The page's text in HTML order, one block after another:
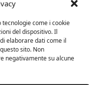
come i cookie
del dispositivo. Il
elaborare dati come il
sito. Non
negativamente su alcune